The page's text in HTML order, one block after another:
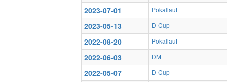
2023-07-01 Pokallauf
2023-05-13 D-Cup
2022-08-20 Pokallauf
2022-06-03 DM
2022-05-07 D-Cup